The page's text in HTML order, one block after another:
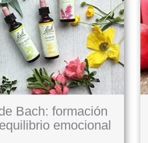
Bach: formación
emocional